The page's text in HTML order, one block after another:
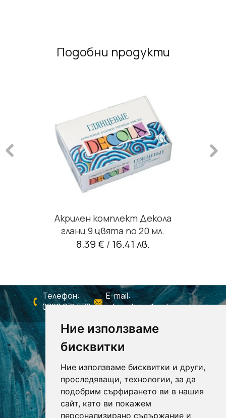
Ние използваме
бисквитки
Ние използваме бисквитки и други,
проследяващи, технологии, за да
подобрим сърфирането ви в нашия
сайт, като ви покажем
персонализирано съдържание и
Подобни продукти
Акрилен комплект Декола
гланц 9 цвята по 20 мл.
8.39 € / 16.41 лв.
Телефон:
0886 931 578
E-mail:
info@shagall-colors.com